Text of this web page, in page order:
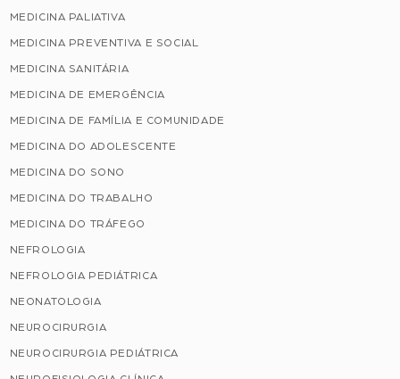
MEDICINA PALIATIVA
MEDICINA PREVENTIVA E SOCIAL
MEDICINA SANITÁRIA
MEDICINA DE EMERGÊNCIA
MEDICINA DE FAMÍLIA E COMUNIDADE
MEDICINA DO ADOLESCENTE
MEDICINA DO SONO
MEDICINA DO TRABALHO
MEDICINA DO TRÁFEGO
NEFROLOGIA
NEFROLOGIA PEDIÁTRICA
NEONATOLOGIA
NEUROCIRURGIA
NEUROCIRURGIA PEDIÁTRICA